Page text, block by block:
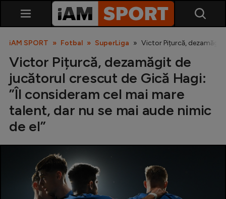
Cupa României
Echipa Națională
iAM SPORT Fotbal SuperLiga Victor Pițurcă, dezamăgit
Victor Pițurcă, dezamăgit de
jucătorul crescut de Gică Hagi:
”Îl consideram cel mai mare
talent, dar nu se mai aude nimic
de el”